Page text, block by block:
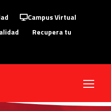
Campus Virtual
Recupera tu